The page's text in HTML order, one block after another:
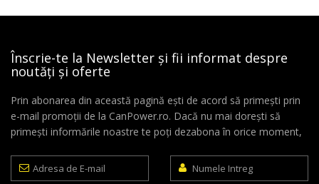
Înscrie-te la Newsletter și fii informat despre
noutăți și oferte
Prin abonarea din această pagină ești de acord să primești prin
e-mail promoții de la CanPower.ro. Dacă nu mai dorești să
primești informările noastre te poți dezabona în orice moment,
Adresa
de
Numele
Intreg